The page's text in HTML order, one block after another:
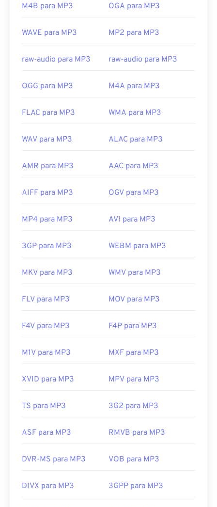
versions/windows/desktop/windows-media-
felizmente agora está desativado e não representa
Desenvolvido por:
Moving Pictures
Links úteis:
https://mpeg.chiariglione.org/standards/mpeg-
M4B para MP3 OGA para MP3
WAVE para MP3 MP2 para MP3
raw-audio para MP3 raw-audio para MP3
OGG para MP3 M4A para MP3
FLAC para MP3 WMA para MP3
WAV para MP3 ALAC para MP3
AMR para MP3 AAC para MP3
AIFF para MP3 OGV para MP3
MP4 para MP3 AVI para MP3
3GP para MP3 WEBM para MP3
MKV para MP3 WMV para MP3
FLV para MP3 MOV para MP3
F4V para MP3 F4P para MP3
M1V para MP3 MXF para MP3
XVID para MP3 MPV para MP3
TS para MP3 3G2 para MP3
ASF para MP3 RMVB para MP3
DVR-MS para MP3 VOB para MP3
DIVX para MP3 3GPP para MP3